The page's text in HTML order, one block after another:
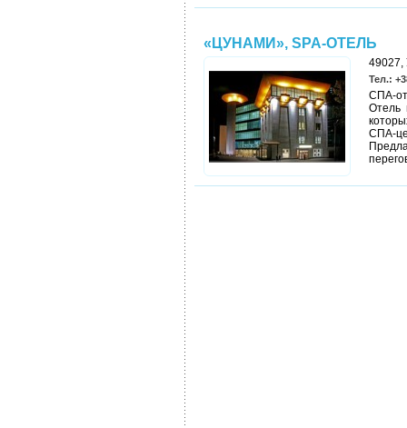
«ЦУНАМИ», SPA-ОТЕЛЬ
49027,
Тел.:
СПА-
Отель
СПА-